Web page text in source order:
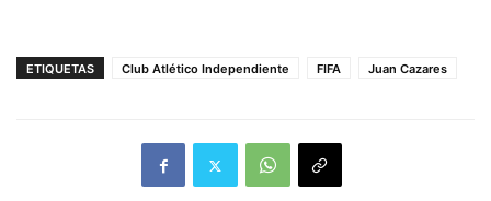
ETIQUETAS Club Atlético Independiente FIFA Juan Cazares